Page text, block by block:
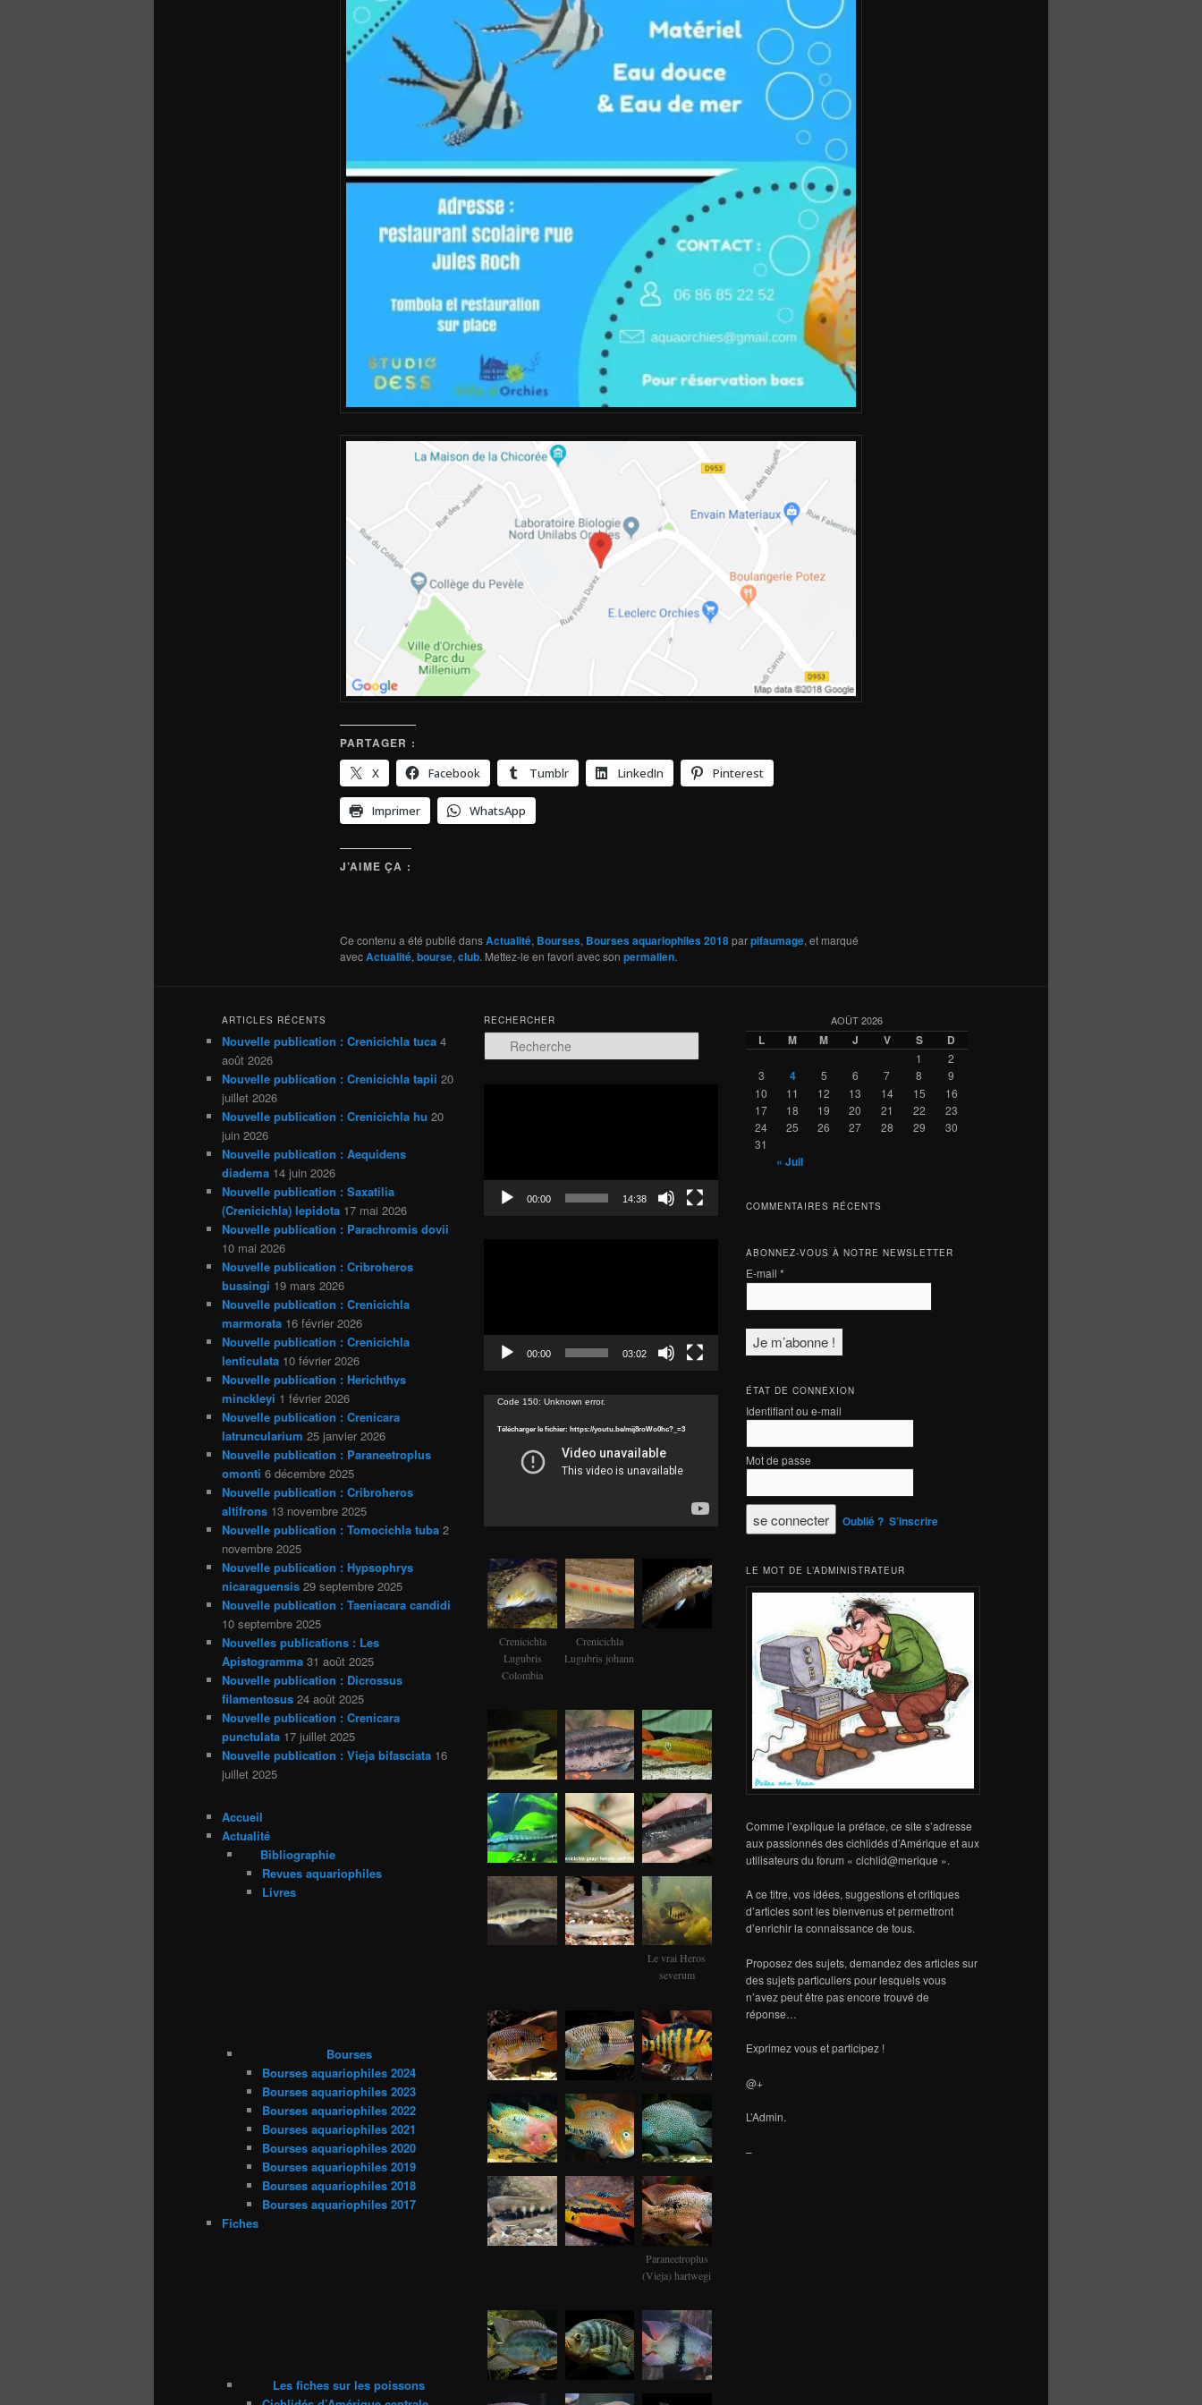
PARTAGER :
X
Facebook Tumblr LinkedIn Pinterest
Imprimer WhatsApp
J’AIME ÇA :
Ce contenu a été publié dansActualité, Bourses, Bourses aquariophiles 2018parpifaumage, et marqué
avecActualité, bourse, club. Mettez-le en favori avec son permalien.
ARTICLES RÉCENTS
Nouvelle publication : Crenicichla tuca 4
août 2026
Nouvelle publication : Crenicichla tapii 20
juillet 2026
Nouvelle publication : Crenicichla hu 20
juin 2026
Nouvelle publication : Aequidens
diadema 14 juin 2026
Nouvelle publication : Saxatilia
(Crenicichla) lepidota 17 mai 2026
Nouvelle publication : Parachromis dovii
10 mai 2026
Nouvelle publication : Cribroheros
bussingi 19 mars 2026
Nouvelle publication : Crenicichla
marmorata 16 février 2026
Nouvelle publication : Crenicichla
lenticulata 10 février 2026
Nouvelle publication : Herichthys
minckleyi 1 février 2026
Nouvelle publication : Crenicara
latruncularium 25 janvier 2026
Nouvelle publication : Paraneetroplus
omonti 6 décembre 2025
Nouvelle publication : Cribroheros
altifrons 13 novembre 2025
Nouvelle publication : Tomocichla tuba 2
novembre 2025
Nouvelle publication : Hypsophrys
nicaraguensis 29 septembre 2025
Nouvelle publication : Taeniacara candidi
10 septembre 2025
Nouvelles publications : Les
Apistogramma 31 août 2025
Nouvelle publication : Dicrossus
filamentosus 24 août 2025
Nouvelle publication : Crenicara
punctulata 17 juillet 2025
Nouvelle publication : Vieja bifasciata 16
juillet 2025
Accueil
Actualité
Bibliographie
Revues aquariophiles
Livres
Bourses
Bourses aquariophiles 2024
Bourses aquariophiles 2023
Bourses aquariophiles 2022
Bourses aquariophiles 2021
Bourses aquariophiles 2020
Bourses aquariophiles 2019
Bourses aquariophiles 2018
Bourses aquariophiles 2017
Fiches
Les fiches sur les poissons
RECHERCHER
e
00:00 14:38
00:00 03:02
Lecteur
Code 150: Unknown error.
Télécharger le fichier: https://youtu.be/mij8roWo0hc?_=3
Crenicichla
Lugubris
Colombia
Crenicichla
Lugubris johann
Le vrai Heros
severum
Paraneetroplus
(Vieja) hartwegi
AOÛT 2026
L M M J V S D
1
2
3
4 5 6 7 8
9
10
11 12 13 14 15
16
17
18 19 20 21 22
23
24
25 26 27 28 29
30
31
« Juil
COMMENTAIRES RÉCENTS
ABONNEZ-VOUS À NOTRE NEWSLETTER
E-mail *
ÉTAT DE CONNEXION
Identifiant ou e-mail
Mot de passe
Oublié ? S’inscrire
LE MOT DE L’ADMINISTRATEUR
Comme l’explique la préface, ce site s’adresse
aux passionnés des cichlidés d’Amérique et aux
utilisateurs du forum « cichlid@merique ».
A ce titre, vos idées, suggestions et critiques
d’articles sont les bienvenus et permettront
d’enrichir la connaissance de tous.
Proposez des sujets, demandez des articles sur
des sujets particuliers pour lesquels vous
n’avez peut être pas encore trouvé de
réponse…
Exprimez vous et participez !
@+
L’Admin.
–